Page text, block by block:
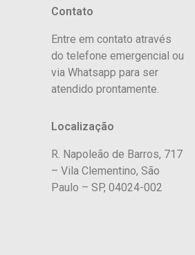
Contato
Entre em contato através
do telefone emergencial ou
via Whatsapp para ser
atendido prontamente.
Localização
R. Napoleão de Barros, 717
– Vila Clementino, São
Paulo – SP, 04024-002